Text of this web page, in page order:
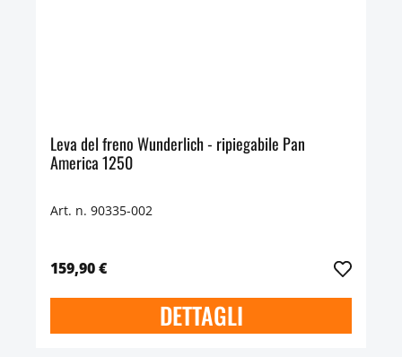
Leva del freno Wunderlich - ripiegabile Pan
America 1250
Art. n. 90335-002
159,90 €
DETTAGLI